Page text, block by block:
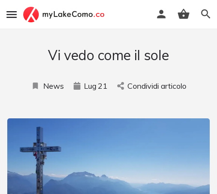
Vi vedo come il sole
News Lug 21 Condividi articolo